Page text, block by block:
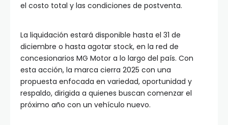
el costo total y las condiciones de postventa.
La liquidación estará disponible hasta el 31 de
diciembre o hasta agotar stock, en la red de
concesionarios MG Motor a lo largo del país. Con
esta acción, la marca cierra 2025 con una
propuesta enfocada en variedad, oportunidad y
respaldo, dirigida a quienes buscan comenzar el
próximo año con un vehículo nuevo.